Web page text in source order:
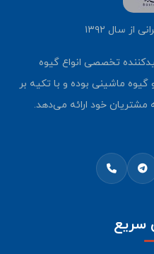
از سال ۱۳۹۲
گیوه از سال ۱۳۹۲ تولیدکننده تخصصی انواع گیوه
ماشینی بوده و با تکیه بر
مشتریان خود ارائه می‌دهد.
سریع